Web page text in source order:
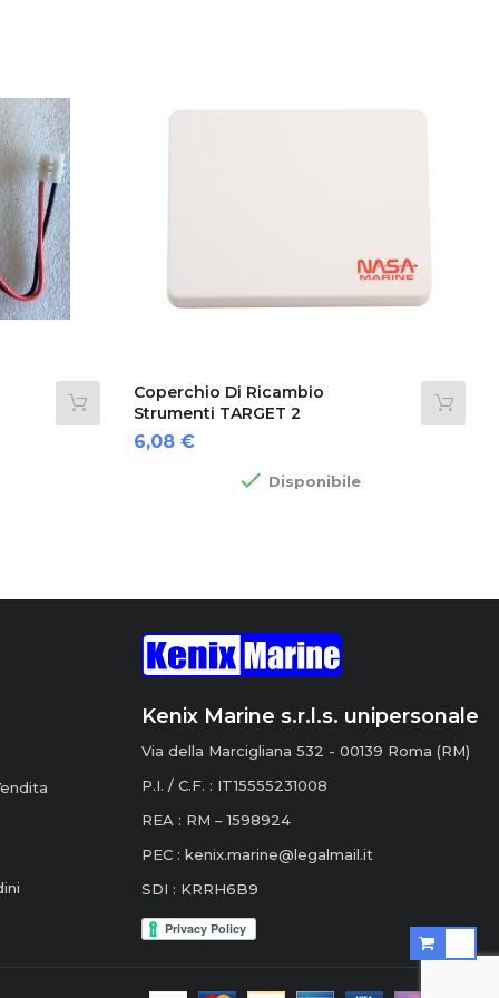
Coperchio Di Ricambio
Strumenti TARGET 2
Prezzo
6,08 €
 Disponibile
Kenix Marine s.r.l.s. unipersonale
Via della Marcigliana 532 - 00139 Roma (RM)
P.I. / C.F. : IT15555231008
REA : RM – 1598924
PEC : kenix.marine@legalmail.it
SDI : KRRH6B9